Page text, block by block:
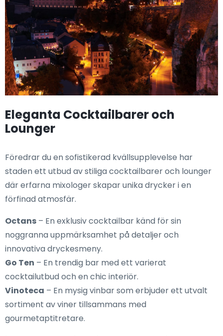
Eleganta Cocktailbarer och
Lounger
Föredrar du en sofistikerad kvällsupplevelse har
staden ett utbud av stiliga cocktailbarer och lounger
där erfarna mixologer skapar unika drycker i en
förfinad atmosfär.
Octans – En exklusiv cocktailbar känd för sin
noggranna uppmärksamhet på detaljer och
innovativa dryckesmeny.
Go Ten – En trendig bar med ett varierat
cocktailutbud och en chic interiör.
Vinoteca – En mysig vinbar som erbjuder ett utvalt
sortiment av viner tillsammans med
gourmetaptitretare.